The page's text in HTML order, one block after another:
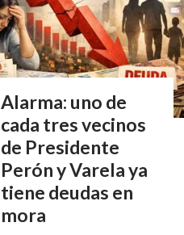
Alarma: uno de
cada tres vecinos
de Presidente
Perón y Varela ya
tiene deudas en
mora